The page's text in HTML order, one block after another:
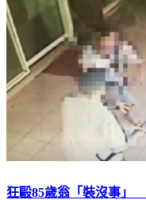
狂毆85歲翁「裝沒事」